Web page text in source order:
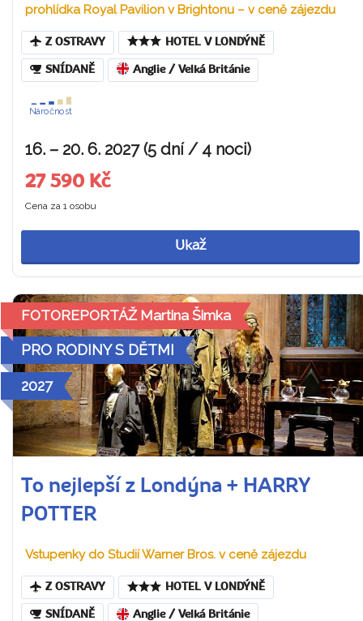
prohlídka Royal Pavilion v Brightonu – v ceně zájezdu
Z OSTRAVY HOTEL V LONDÝNĚ
SNÍDANĚ Anglie / Velká Británie
Náročnost
16. – 20. 6. 2027 (5 dní / 4 noci)
27 590 Kč
Cena za 1 osobu
Ukaž
FOTOREPORTÁŽ Martina Šimka
PRO RODINY S DĚTMI
2027
To nejlepší z Londýna + HARRY
POTTER
Vstupenky do Studií Warner Bros. v ceně zájezdu
Z OSTRAVY HOTEL V LONDÝNĚ
SNÍDANĚ Anglie / Velká Británie